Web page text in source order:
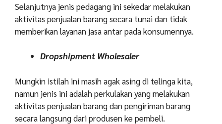
Selanjutnya jenis pedagang ini sekedar melakukan
aktivitas penjualan barang secara tunai dan tidak
memberikan layanan jasa antar pada konsumennya.
Dropshipment Wholesaler
Mungkin istilah ini masih agak asing di telinga kita,
namun jenis ini adalah perkulakan yang melakukan
aktivitas penjualan barang dan pengiriman barang
secara langsung dari produsen ke pembeli.